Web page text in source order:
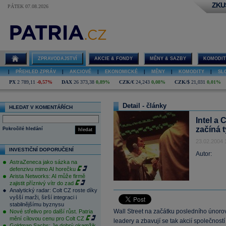
PÁTEK 07.08.2026
ZPRAVODAJSTVÍ AKCIE & FONDY MĚNY & SAZBY
PŘEHLED ZPRÁV AKCIOVÉ EKONOMICKÉ MĚNY KOMODITY
PX 2 789,11 -0,57% DAX 26 373,38 0,89% CZK/€ 24,243 0,08% CZK/$ 21,031 0,01%
HLEDAT V KOMENTÁŘÍCH
hledat
Pokročilé hledání
INVESTIČNÍ DOPORUČENÍ
AstraZeneca jako sázka na
defenzivu mimo AI horečku
Arista Networks: AI může firmě
zajistit příznivý vítr do zad
Analytický radar: Colt CZ roste díky
vyšší marži, širší integraci i
stabilnějšímu byznysu
Nové střelivo pro další růst. Patria
mění cílovou cenu pro Colt CZ
Detail - články
Intel a
začíná
23.02.2004
Autor:
Wall Street na začátku posledního
leadery a zbavují se tak akcií